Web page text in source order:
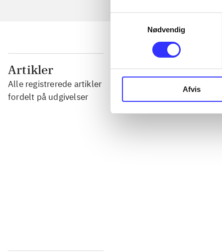
Nødvendig
Afvis
Artikler
Alle registrerede artikler
fordelt på udgivelser